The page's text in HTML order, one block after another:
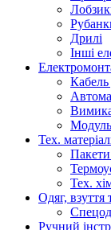
Дрилі
Інші
Кабель
Тех.
Тех.
Одяг, взуття
Ручний